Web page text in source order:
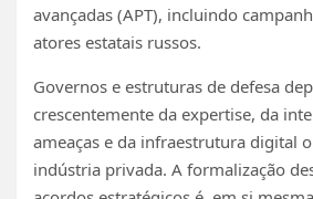
avançadas (APT), incluindo
atores estatais russos.
Governos e estruturas de defesa
crescentemente da expertise, da
ameaças e da infraestrutura digital
indústria privada. A formalização